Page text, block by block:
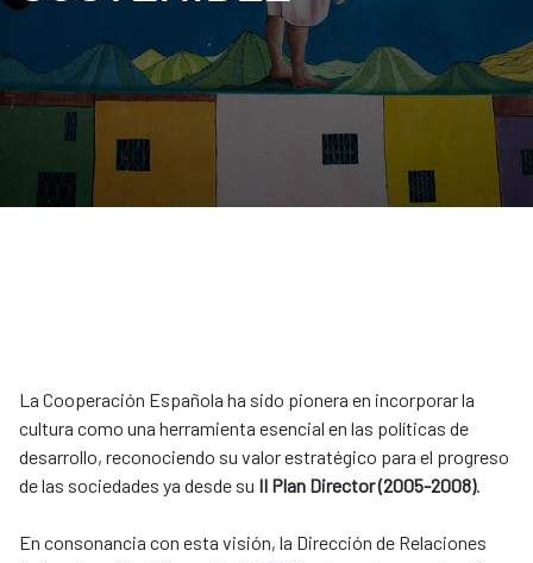
La Cooperación Española ha sido pionera en incorporar la
cultura como una herramienta esencial en las políticas de
desarrollo, reconociendo su valor estratégico para el progreso
de las sociedades ya desde su II Plan Director (2005-2008).
En consonancia con esta visión, la Dirección de Relaciones